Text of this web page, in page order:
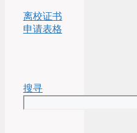
离校证书
申请表格
搜寻